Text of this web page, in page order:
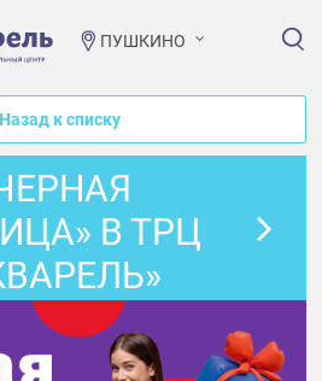
ПУШКИНО
Назад к списку
В ТРЦ